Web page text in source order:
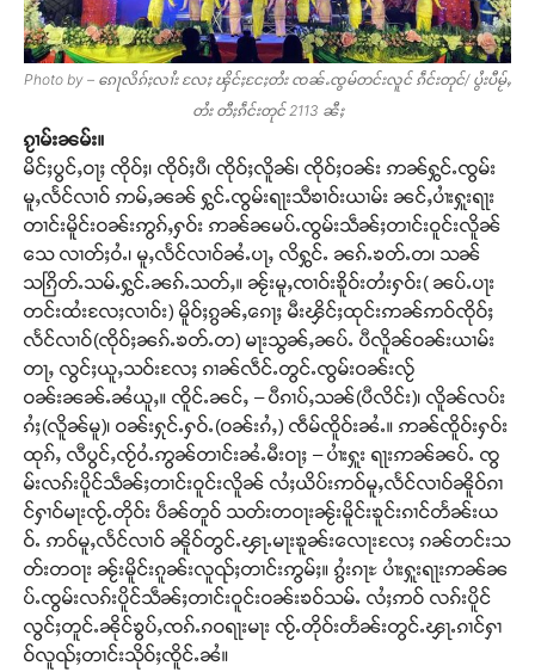
Photo by – ၵေႃလိၵ်ႈလၢႆး လႄႈ ၾိင်ႈငႄႈတႆး ၸၼ်ႉၸွမ်တင်းလူင် ၵဵင်းတုင်/ ပွႆးပီမႂ်ႇ
တႆး တီႈၵဵင်းတုင် 2113 ၼီႈ
ၵႂၢမ်းၼမ်း။
မိင်ႈပွင်ႇဝႃႈ ၸိုဝ်ႈ၊ ၸိုဝ်ႈပီ၊ ၸိုဝ်ႈလိူၼ်၊ ၸိုဝ်ႈဝၼ်း ဢၼ်ႁွင်ႉၸွမ်း
မူႇလႅင်လၢဝ် ဢမ်ႇၼၼ် ႁွင်ႉၸွမ်းရႃးသီၶၢဝ်းယၢမ်း ၼင်ႇပၢႆးႁူးရႃး
တၢင်းမိူင်းဝၼ်းဢွၵ်ႇႁဝ်း ဢၼ်ၼမပ်ႉၸွမ်းသဵၼ်ႈတၢင်းဝူင်းလိူၼ်
သေ လၢတ်ႈဝႆႉ၊ မူႇလႅင်လၢဝ်ၼႆႉပႃႇ လိႁွင်ႉ ၼၵ်ႉၶတ်ႉတ၊ သၼ်
သၵြိတ်ႉသမ်ႉႁွင်ႉၼၵ်ႉသတ်ႇ။ ၼႂ်းမူႇၸၢဝ်းၶိူဝ်းတႆးႁဝ်း( ၼပ်ႉပႃး
တင်းထႆးလႄႈလၢဝ်း) မိူဝ်ႈၵွၼ်ႇၵေႃႈ မီးၾိင်ႈထုင်းဢၼ်ဢဝ်ၸိုဝ်ႈ
လႅင်လၢဝ်(ၸိုဝ်ႈၼၵ်ႉၶတ်ႉတ) မႃးသွၼ်ႇၼပ်ႉ ပီလိူၼ်ဝၼ်းယၢမ်း
တႃႇ လွင်ႈယူႇသဝ်းလႄႈ ၵၢၼ်လဵင်ႉတွင်ႉၸွမ်းဝၼ်းလႂ်
ဝၼ်းၼၼ်ႉၼႆယူႇ။ ၸိူင်ႉၼင်ႇ – ပီၵၢပ်ႇသၼ်(ပီလိင်း)၊ လိူၼ်လပ်း
ၵႆႈ(လိူၼ်မူ)၊ ဝၼ်းႁုင်ႉႁဝ်ႉ(ဝၼ်းၵႆႇ) ၸဵမ်ၸိူဝ်းၼႆႉ။ ဢၼ်ၸိူဝ်းႁဝ်း
ထုၵ်ႇ လီပွင်ႇၸႂ်ဝႆႉဢွၼ်တၢင်းၼႆႉမီးဝႃႈ – ပၢႆးႁူး ရႃးဢၼ်ၼပ်ႉ ၸွ
မ်းလၵ်းပိူင်သဵၼ်ႈတၢင်းဝူင်းလိူၼ် လႆႈယိပ်းဢဝ်မူႇလႅင်လၢဝ်ၼိူဝ်ၵၢ
င်ႁၢဝ်မႃးၸႂ်ႉတိုဝ်း ပဵၼ်တူဝ် သတ်းတဝႃးၼႂ်းမိူင်းၶူင်းၵၢင်တႅၼ်းယ
ဝ်ႉ ဢဝ်မူႇလႅင်လၢဝ် ၼိူဝ်တွင်ႉၾႃႉမႃးၶူၼ်းလေႃးလႄႈ ၵၼ်တင်းသ
တ်းတဝႃး ၼႂ်းမိူင်းၵူၼ်းလူၺ်ႈတၢင်းဢွမ်ႈ။ ၵွႆးၵႃႊ ပၢႆးႁူးရႃးဢၼ်ၼ
ပ်ႉၸွမ်းလၵ်းပိူင်သဵၼ်ႈတၢင်းဝူင်းဝၼ်းၶဝ်သမ်ႉ လႆႈဢဝ် လၵ်းပိူင်
လွင်ႈတူင်ႉၼိုင်ၶွပ်ႇၸၵ်ႉၵဝရႃးမႃး ၸႂ်ႉတိုဝ်းတႅၼ်းတွင်ႉၾႃႉၵၢင်ႁၢ
ဝ်လူၺ်ႈတၢင်းသိုဝ်ႈၸိူင်ႉၼႆ။